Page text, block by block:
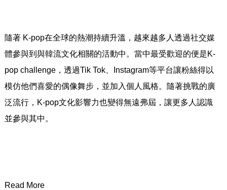
隨著 K-pop在全球的熱潮持續升溫， 越來越多人透過社交媒
體參與到與韓流文化相關的活動中。 當中最受歡迎的便是K-
pop challenge，透過Tik Tok、Instagram等平台讓粉絲得以
模仿他們喜愛的偶像舞步，並加入個人風格。隨著挑戰的廣
泛流行，K-pop文化影響力也變得無遠弗屆，讓更多人認識
並參與其中。
Read More